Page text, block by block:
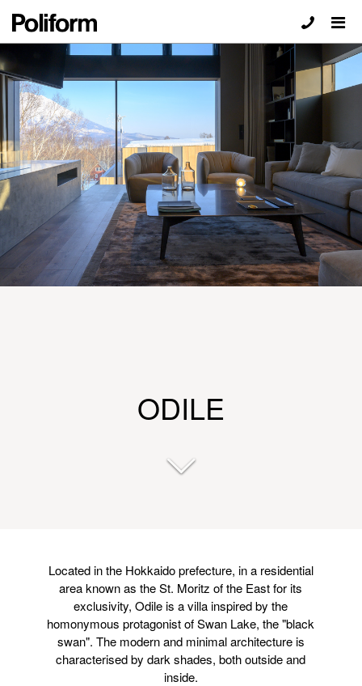
ODILE
Located in the Hokkaido prefecture, in a residential
area known as the St. Moritz of the East for its
exclusivity, Odile is a villa inspired by the
homonymous protagonist of Swan Lake, the "black
swan". The modern and minimal architecture is
characterised by dark shades, both outside and
inside.